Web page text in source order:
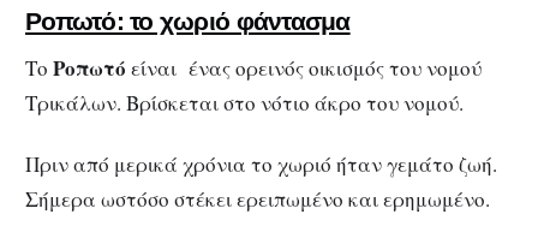
Ροπωτό: το χωριό φάντασμα
Το Ροπωτό είναι ένας ορεινός οικισμός του νομού
Τρικάλων. Βρίσκεται στο νότιο άκρο του νομού.
Πριν από μερικά χρόνια το χωριό ήταν γεμάτο ζωή.
Σήμερα ωστόσο στέκει ερειπωμένο και ερημωμένο.